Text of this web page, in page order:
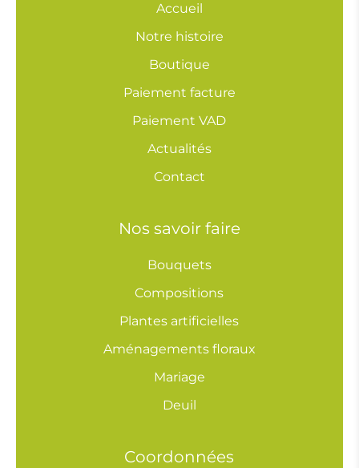
Accueil
Notre histoire
Boutique
Paiement facture
Paiement VAD
Actualités
Contact
Nos savoir faire
Bouquets
Compositions
Plantes artificielles
Aménagements floraux
Mariage
Deuil
Coordonnées